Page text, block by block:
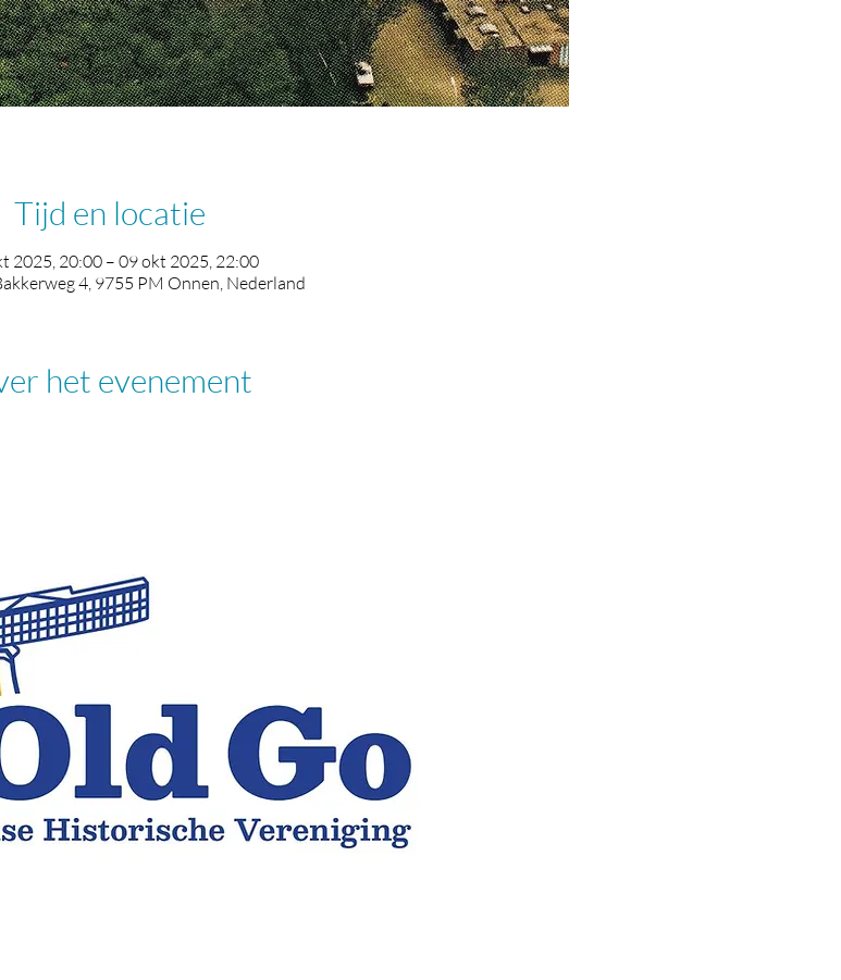
Tijd en locatie
2025, 20:00 – 09 okt 2025, 22:00
4, 9755 PM Onnen, Nederland
het evenement